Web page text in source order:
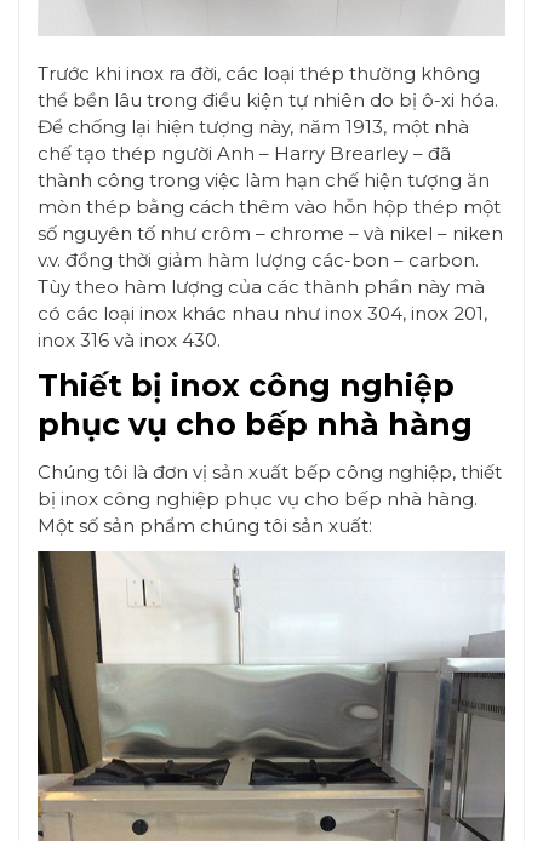
Trước khi inox ra đời, các loại thép thường không
thể bền lâu trong điều kiện tự nhiên do bị ô-xi hóa.
Để chống lại hiện tượng này, năm 1913, một nhà
chế tạo thép người Anh – Harry Brearley – đã
thành công trong việc làm hạn chế hiện tượng ăn
mòn thép bằng cách thêm vào hỗn hộp thép một
số nguyên tố như crôm – chrome – và nikel – niken
v.v. đồng thời giảm hàm lượng các-bon – carbon.
Tùy theo hàm lượng của các thành phần này mà
có các loại inox khác nhau như inox 304, inox 201,
inox 316 và inox 430.
Thiết bị inox công nghiệp
phục vụ cho bếp nhà hàng
Chúng tôi là đơn vị sản xuất bếp công nghiệp, thiết
bị inox công nghiệp phục vụ cho bếp nhà hàng.
Một số sản phẩm chúng tôi sản xuất: